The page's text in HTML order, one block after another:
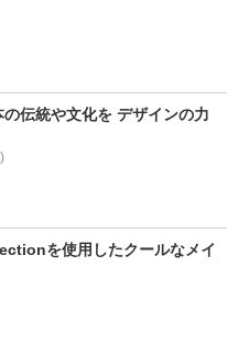
伝統や文化を デザインの力
を使用したクールなメイ